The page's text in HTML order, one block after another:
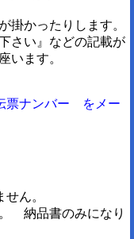
掛かったりします。
さい』などの記載が
います。
票ナンバー をメー
ん。
納品書のみになり